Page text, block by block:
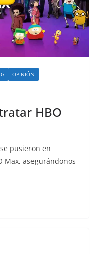
OPINIÓN
HBO
pusieron en
Max, asegurándonos